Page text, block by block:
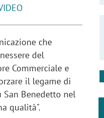
che
del
Commerciale e
il legame di
Benedetto nel
qualità".